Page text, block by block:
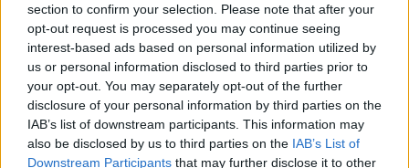
section to confirm your selection. Please note that after your
opt-out request is processed you may continue seeing
interest-based ads based on personal information utilized by
us or personal information disclosed to third parties prior to
your opt-out. You may separately opt-out of the further
disclosure of your personal information by third parties on the
IAB’s list of downstream participants. This information may
also be disclosed by us to third parties on the IAB’s List of
Downstream Participants that may further disclose it to other
*Scrisoarea-manifest a primului ”suveranist”
care anunță că nu va vota moțiunea de cenzură
PSD-AUR. Senatorul își sfidează șeful de
partid: ”Nu voi vota salvarea PSD, care a jefuit
banul public!”